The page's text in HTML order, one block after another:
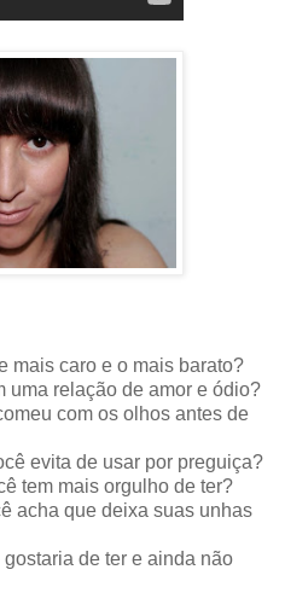
mais caro e o mais barato?
uma relação de amor e ódio?
com os olhos antes de
evita de usar por preguiça?
tem mais orgulho de ter?
acha que deixa suas unhas
de ter e ainda não